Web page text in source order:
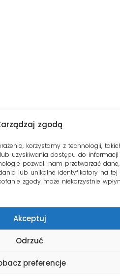
zgodą
korzystamy z technologii,
uzyskiwania dostępu do
pozwoli nam przetwarzać
lub unikalne identyfikatory na tej
zgody może niekorzystnie
Akceptuj
Odrzuć
preferencje